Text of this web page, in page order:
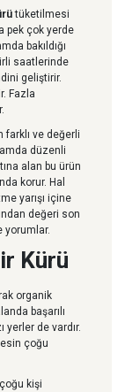
tüketilmesi
pek çok yerde
bakıldığı
saatlerinde
geliştirir.
Fazla
ve değerli
düzenli
alan bu ürün
korur. Hal
yarışı içine
değeri son
yorumlar.
Kürü
organik
başarılı
de vardır.
çoğu
kişi